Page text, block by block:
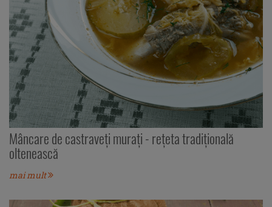
Mâncare de castraveți muraţi - rețeta tradițională
oltenească
mai mult